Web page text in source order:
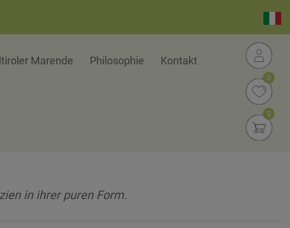
Marende Philosophie Kontakt
0
0
in ihrer puren Form.